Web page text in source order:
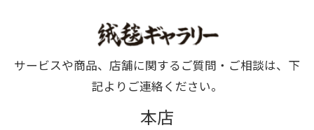
サービスや商品、店舗に関するご質問・ご相談は、下
記よりご連絡ください。
本店